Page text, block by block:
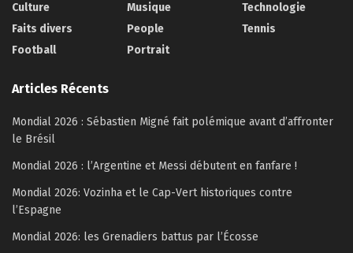
Culture
Faits divers
Football
Musique
People
Portrait
Technologie
Tennis
Articles Récents
Mondial 2026 : Sébastien Migné fait polémique avant d’affronter
le Brésil
Mondial 2026 : l’Argentine et Messi débutent en fanfare !
Mondial 2026: Vozinha et le Cap-Vert historiques contre
l’Espagne
Mondial 2026: les Grenadiers battus par l’Écosse